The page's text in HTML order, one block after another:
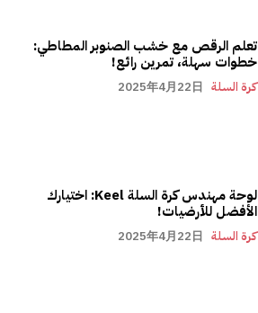
تعلم الرقص مع خشب الصنوبر المطاطي:
خطوات سهلة، تمرين رائع!
كرة السلة 2025年4月22日
لوحة مهندس كرة السلة Keel: اختيارك
الأفضل للأرضيات!
كرة السلة 2025年4月22日